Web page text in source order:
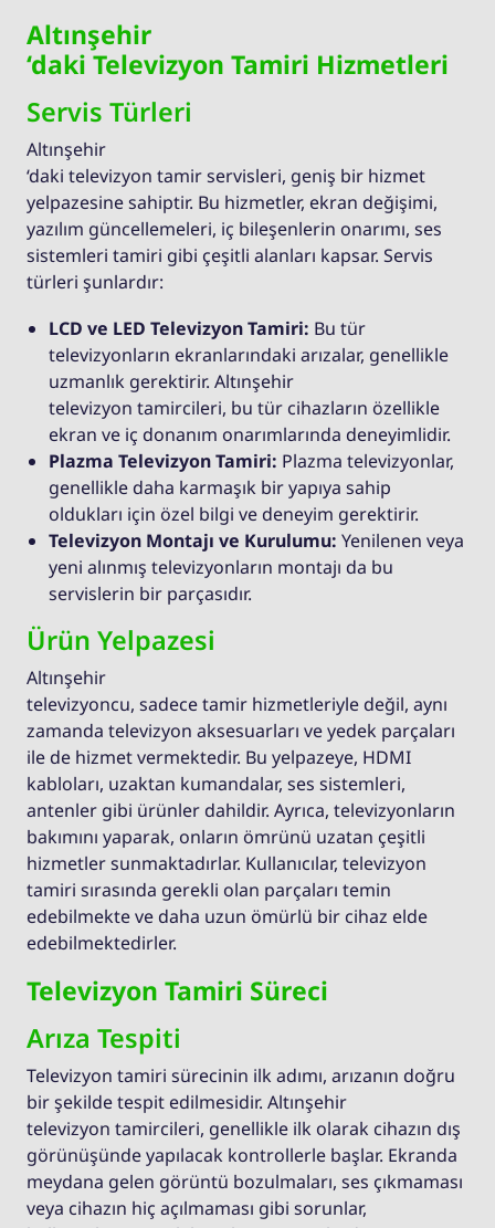
Altınşehir
‘daki Televizyon Tamiri Hizmetleri
Servis Türleri
Altınşehir
‘daki televizyon tamir servisleri, geniş bir hizmet
yelpazesine sahiptir. Bu hizmetler, ekran değişimi,
yazılım güncellemeleri, iç bileşenlerin onarımı, ses
sistemleri tamiri gibi çeşitli alanları kapsar. Servis
türleri şunlardır:
LCD ve LED Televizyon Tamiri: Bu tür
televizyonların ekranlarındaki arızalar, genellikle
uzmanlık gerektirir. Altınşehir
televizyon tamircileri, bu tür cihazların özellikle
ekran ve iç donanım onarımlarında deneyimlidir.
Plazma Televizyon Tamiri: Plazma televizyonlar,
genellikle daha karmaşık bir yapıya sahip
oldukları için özel bilgi ve deneyim gerektirir.
Televizyon Montajı ve Kurulumu: Yenilenen veya
yeni alınmış televizyonların montajı da bu
servislerin bir parçasıdır.
Ürün Yelpazesi
Altınşehir
televizyoncu, sadece tamir hizmetleriyle değil, aynı
zamanda televizyon aksesuarları ve yedek parçaları
ile de hizmet vermektedir. Bu yelpazeye, HDMI
kabloları, uzaktan kumandalar, ses sistemleri,
antenler gibi ürünler dahildir. Ayrıca, televizyonların
bakımını yaparak, onların ömrünü uzatan çeşitli
hizmetler sunmaktadırlar. Kullanıcılar, televizyon
tamiri sırasında gerekli olan parçaları temin
edebilmekte ve daha uzun ömürlü bir cihaz elde
edebilmektedirler.
Televizyon Tamiri Süreci
Arıza Tespiti
Televizyon tamiri sürecinin ilk adımı, arızanın doğru
bir şekilde tespit edilmesidir. Altınşehir
televizyon tamircileri, genellikle ilk olarak cihazın dış
görünüşünde yapılacak kontrollerle başlar. Ekranda
meydana gelen görüntü bozulmaları, ses çıkmaması
veya cihazın hiç açılmaması gibi sorunlar,